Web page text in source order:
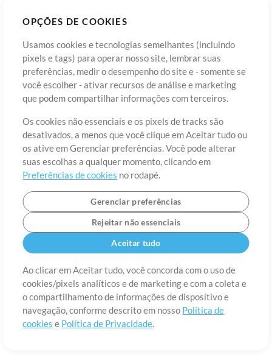
OPÇÕES DE COOKIES
Usamos cookies e tecnologias semelhantes (incluindo
pixels e tags) para operar nosso site, lembrar suas
preferências, medir o desempenho do site e - somente se
você escolher - ativar recursos de análise e marketing
que podem compartilhar informações com terceiros.
Os cookies não essenciais e os pixels de tracks são
desativados, a menos que você clique em Aceitar tudo ou
os ative em Gerenciar preferências. Você pode alterar
suas escolhas a qualquer momento, clicando em
Preferências de cookies no rodapé.
Gerenciar preferências
Rejeitar não essenciais
Aceitar tudo
Ao clicar em Aceitar tudo, você concorda com o uso de
cookies/pixels analíticos e de marketing e com a coleta e
o compartilhamento de informações de dispositivo e
navegação, conforme descrito em nosso Política de
cookies e Política de Privacidade.
Cadastre-seEsqueceu sua senha?
Termos de Uso Política de Privacidade
Preferências de
Contato
©2006-2026 por MultiTracks LLC. Todos os Direitos Reservados.